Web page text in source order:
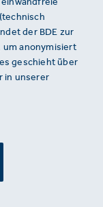
der BDE zur
anonymisiert
geschieht über
in unserer